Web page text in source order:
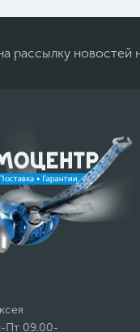
рассылку новостей
Пт 09.00-